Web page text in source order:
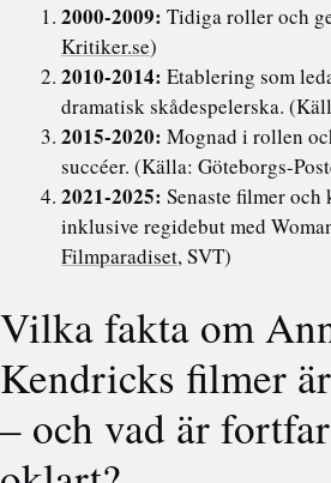
2000-2009: Tidiga roller och
Kritiker.se)
2010-2014: Etablering som
dramatisk skådespelerska.
2015-2020: Mognad i rollen
succéer. (Källa: Göteborgs-
2021-2025: Senaste filmer
inklusive regidebut med
Filmparadiset, SVT)
Vilka fakta om
Kendricks filmer
– och vad är